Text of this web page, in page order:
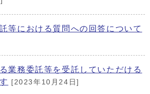
等における質問への回答について
業務委託等を受託していただける
[2023年10月24日]